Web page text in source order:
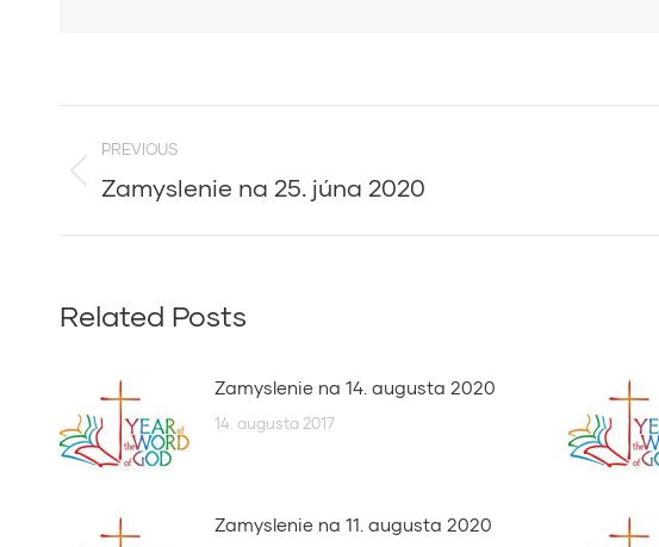
navigation
PREVIOUS
Previous
Zamyslenie na 25. júna 2020
Related Posts
Zamyslenie na 14. augusta 2020
14. augusta 2017
Zamyslenie na 11. augusta 2020